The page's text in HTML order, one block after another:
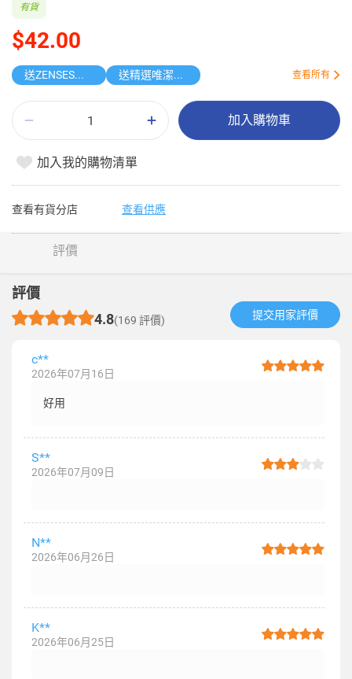
$42.00
有貨
送ZENSES迷你鎖匙扣相機 送精選唯潔雅原箱紙品 查看所有
加入購物車
加入我的購物清單
查看有貨分店 查看供應
評價
評價
4.8(169 評價) 提交用家評價​
c**
2026年07月16日
好用
S**
2026年07月09日
N**
2026年06月26日
K**
2026年06月25日